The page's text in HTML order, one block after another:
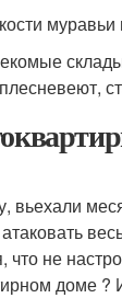
вьехали
что не
доме